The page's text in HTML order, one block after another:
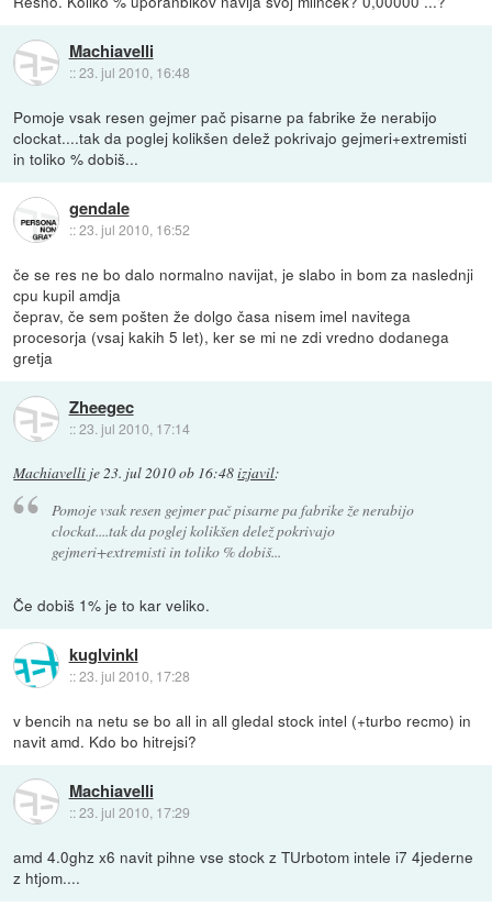
Machiavelli
::23. jul 2010, 16:48
Pomoje vsak resen gejmer pač pisarne pa fabrike že nerabijo
clockat....tak da poglej kolikšen delež pokrivajo gejmeri+extremisti
in toliko % dobiš...
gendale
::23. jul 2010, 16:52
če se res ne bo dalo normalno navijat, je slabo in bom za naslednji
cpu kupil amdja
čeprav, če sem pošten že dolgo časa nisem imel navitega
procesorja (vsaj kakih 5 let), ker se mi ne zdi vredno dodanega
gretja
Zheegec
::23. jul 2010, 17:14
Machiavelli je23. jul 2010 ob 16:48izjavil:
Pomoje vsak resen gejmer pač pisarne pa fabrike že nerabijo
clockat....tak da poglej kolikšen delež pokrivajo
gejmeri+extremisti in toliko % dobiš...
Če dobiš 1% je to kar veliko.
kuglvinkl
::23. jul 2010, 17:28
v bencih na netu se bo all in all gledal stock intel (+turbo recmo) in
navit amd. Kdo bo hitrejsi?
Machiavelli
::23. jul 2010, 17:29
amd 4.0ghz x6 navit pihne vse stock z TUrbotom intele i7 4jederne
z htjom....